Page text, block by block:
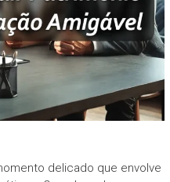
delicado que envolve